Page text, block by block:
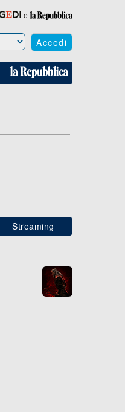
e
Accedi
Streaming